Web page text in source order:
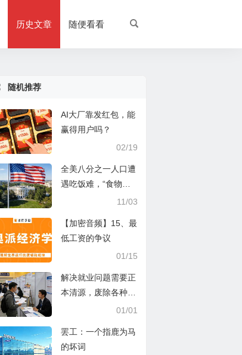
历史文章 随便看看
随机推荐
AI大厂靠发红包，能
赢得用户吗？
02/19
全美八分之一人口遭
遇吃饭难，“食物券”
背后的福利陷阱11/03
【加密音频】15、最
低工资的争议
01/15
解决就业问题需要正
本清源，废除各种劳
01/01
罢工：一个指鹿为马
的坏词